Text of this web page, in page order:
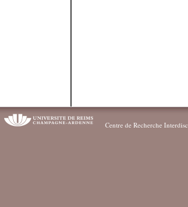
Centre de Recherche